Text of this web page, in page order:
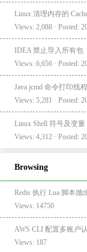
Linux 清理内存的
Views: 2,088 · Posted:
IDEA 禁止导入所有包
Views: 6,656 · Posted:
Java jcmd 命令打印线
Views: 5,281 · Posted:
Linux Shell 符号及变量
Views: 4,312 · Posted:
Browsing
Redis 执行 Lua 脚本抛
Views: 14750
AWS CLI 配置多账户
Views: 187